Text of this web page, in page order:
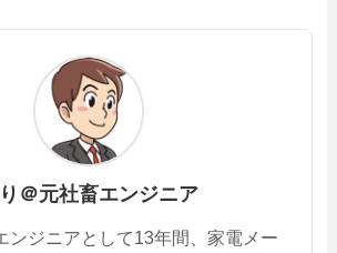
＠元社畜エンジニア
ンジニアとして13年間、家電メー